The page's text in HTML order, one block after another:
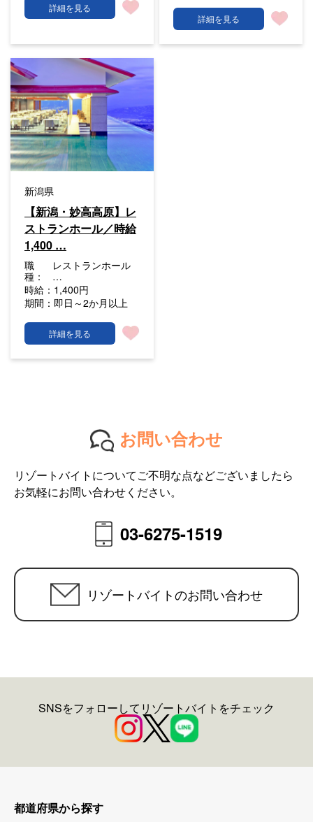
詳細を見る
詳細を見る
新潟県
【新潟・妙高高原】レ
ストランホール／時給
1,400 …
職
種：
レストランホール
…
時給： 1,400円
期間： 即日～2か月以上
詳細を見る
お問い合わせ
リゾートバイトについてご不明な点などございましたら
お気軽にお問い合わせください。
03-6275-1519
リゾートバイトのお問い合わせ
SNSをフォローしてリゾートバイトをチェック
都道府県から探す